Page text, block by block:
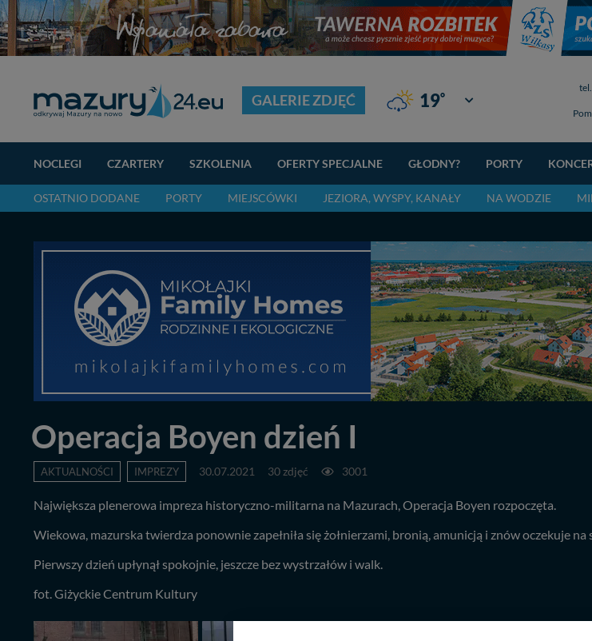
GALERIE ZDJĘĆ 19° Giżycko
NOCLEGI CZARTERY SZKOLENIA OFERTY SPECJALNE GŁODNY? PORTY
OSTATNIO DODANE PORTY MIEJSCÓWKI JEZIORA, WYSPY, KANAŁY NA WODZIE
Operacja Boyen dzień I
AKTUALNOŚCI IMPREZY 30.07.2021 30 zdjęć 3001
Największa plenerowa impreza historyczno-militarna na Mazurach, Operacja Boyen rozpoczęta.
Wiekowa, mazurska twierdza ponownie zapełniła się żołnierzami, bronią, amunicją i znów oczekuje na
Pierwszy dzień upłynął spokojnie, jeszcze bez wystrzałów i walk.
fot. Giżyckie Centrum Kultury